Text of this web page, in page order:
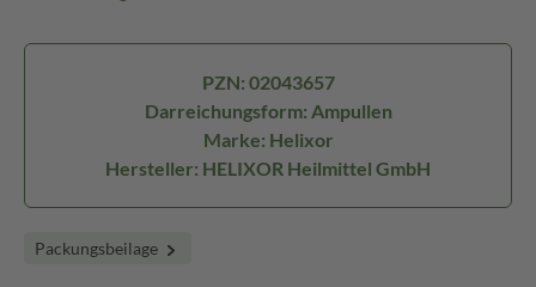
PZN: 02043657
Darreichungsform: Ampullen
Marke: Helixor
Hersteller: HELIXOR Heilmittel GmbH
Packungsbeilage